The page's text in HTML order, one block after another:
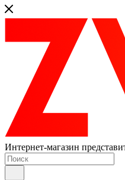
Интернет-магазин